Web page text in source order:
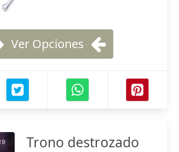
Ver Opciones
Trono destrozado